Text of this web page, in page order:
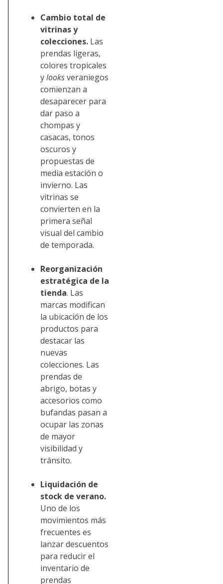
Cambio total de
vitrinas y
colecciones. Las
prendas ligeras,
colores tropicales
ylooksveraniegos
comienzan a
desaparecer para
dar paso a
chompas y
casacas, tonos
oscuros y
propuestas de
media estación o
invierno. Las
vitrinas se
convierten en la
primera señal
visual del cambio
de temporada.
Reorganización
estratégica de la
tienda. Las
marcas modifican
la ubicación de los
productos para
destacar las
nuevas
colecciones. Las
prendas de
abrigo, botas y
accesorios como
bufandas pasan a
ocupar las zonas
de mayor
visibilidad y
tránsito.
Liquidación de
stock de verano.
Uno de los
movimientos más
frecuentes es
lanzar descuentos
para reducir el
inventario de
prendas